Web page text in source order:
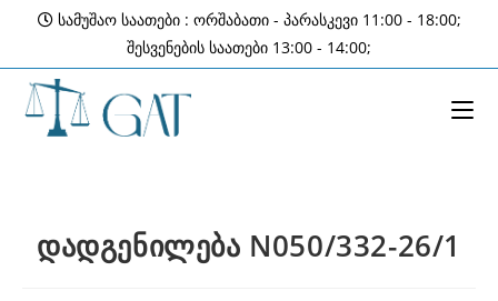
content
სამუშაო საათები : ორშაბათი - პარასკევი 11:00 - 18:00;
შესვენების საათები 13:00 - 14:00;
დადგენილება N050/332-26/1